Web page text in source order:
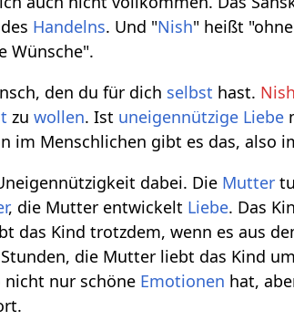
des Handelns. Und "Nish" heißt
Wünsche".
den du für dich selbst hast.
zuwollen. Ist uneigennützige Liebe
im Menschlichen gibt es das, also
dabei. Die Mutter
, die Mutter entwickelt Liebe. Das
das Kind trotzdem, wenn es aus
die Mutter liebt das Kind
nicht nur schöne Emotionen hat,